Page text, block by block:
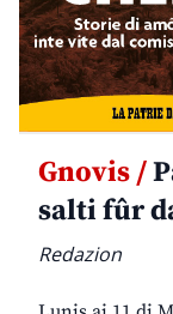
Gnovis /
salti fûr
Redazion